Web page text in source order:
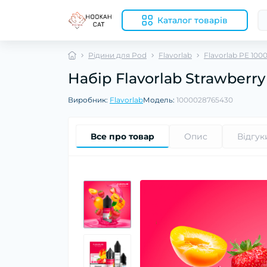
Каталог товарів
Рідини для Pod Flavorlab Flavorlab PE
Набір Flavorlab
Виробник: FlavorlabМодель: 1000028765430
Все про товар Опис